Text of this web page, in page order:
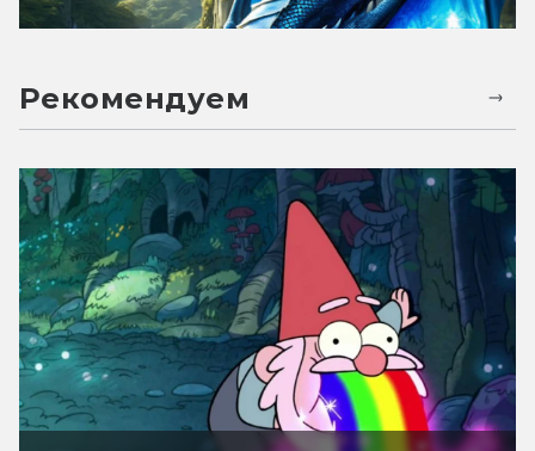
Рекомендуем